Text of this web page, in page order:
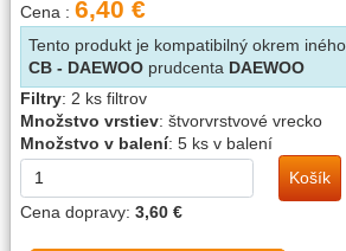
Cena : 6,40 €
Tento produkt je kompatibilný okrem
CB - DAEWOO prudcenta DAEWOO
Filtry: 2 ks filtrov
Množstvo vrstiev: štvorvrstvové vrecko
Množstvo v balení: 5 ks v balení
Košík
Cena dopravy: 3,60 €